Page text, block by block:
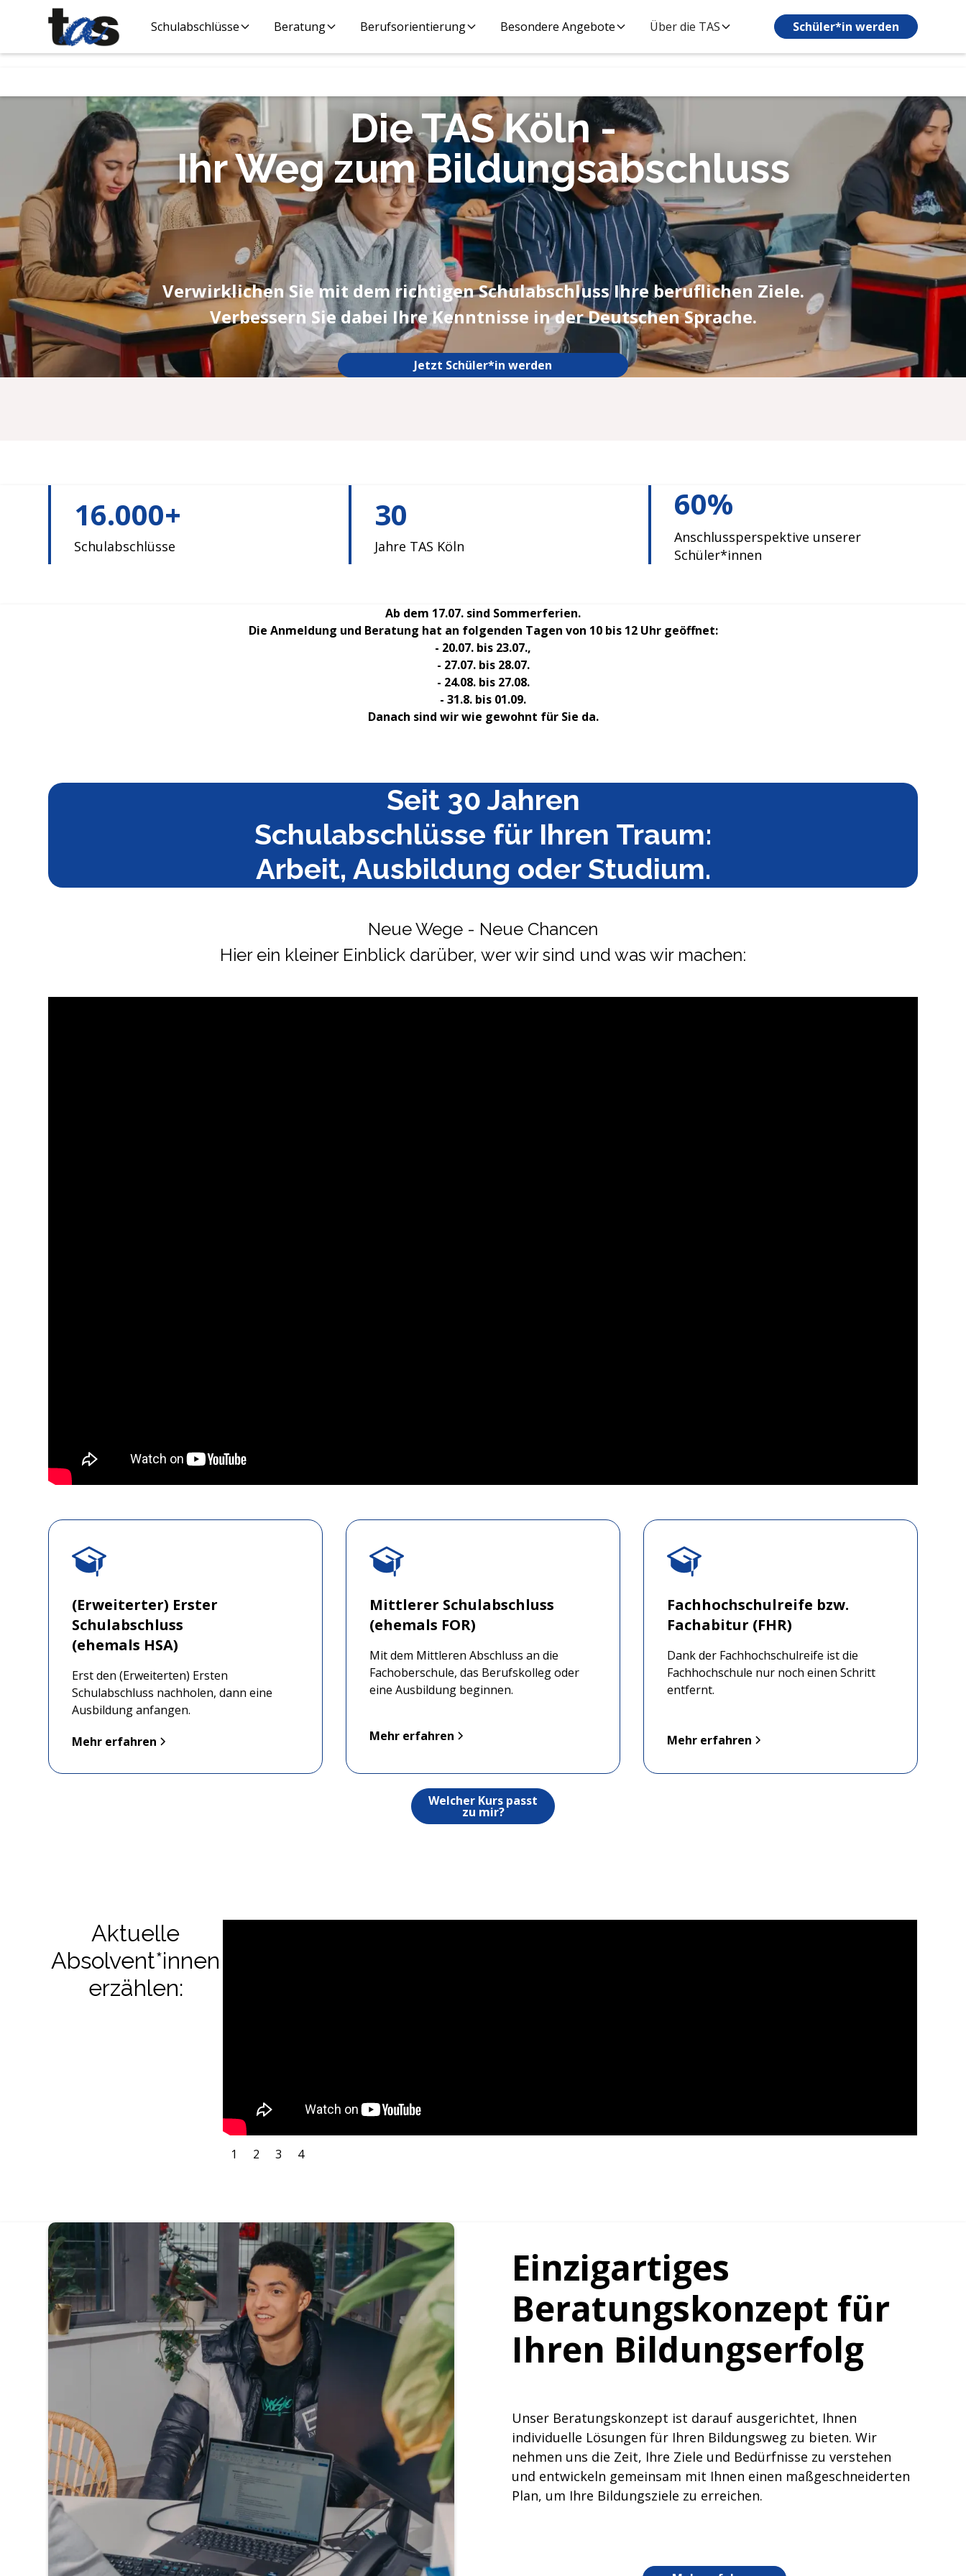
Schulabschlüsse Beratung Berufsorientierung Besondere Angebote Über die TAS Schüler*in werden
Die TAS Köln -
Ihr Weg zum Bildungsabschluss
Verwirklichen Sie mit dem richtigen Schulabschluss Ihre beruflichen Ziele.
Verbessern Sie dabei Ihre Kenntnisse in der Deutschen Sprache.
Jetzt Schüler*in werden
16.000+
Schulabschlüsse
30
Jahre TAS Köln
60%
Anschlussperspektive unserer
Schüler*innen
Ab dem 17.07. sind Sommerferien.
Die Anmeldung und Beratung hat an folgenden Tagen von 10 bis 12 Uhr geöffnet:
- 20.07. bis 23.07.,
- 27.07. bis 28.07.
- 24.08. bis 27.08.
- 31.8. bis 01.09.
Danach sind wir wie gewohnt für Sie da.
Seit 30 Jahren
Schulabschlüsse für Ihren Traum:
Arbeit, Ausbildung oder Studium.
Neue Wege - Neue Chancen
Hier ein kleiner Einblick darüber, wer wir sind und was wir machen:
(Erweiterter) Erster
Schulabschluss
(ehemals HSA)
Erst den (Erweiterten) Ersten
Schulabschluss nachholen, dann eine
Ausbildung anfangen.
Mehr erfahren
Mittlerer Schulabschluss
(ehemals FOR)
Mit dem Mittleren Abschluss an die
Fachoberschule, das Berufskolleg oder
eine Ausbildung beginnen.
Mehr erfahren
Fachhochschulreife bzw.
Fachabitur (FHR)
Dank der Fachhochschulreife ist die
Fachhochschule nur noch einen Schritt
entfernt.
Mehr erfahren
Welcher Kurs passt
zu mir?
Aktuelle
Absolvent*innen
erzählen:
1 2 3 4
Einzigartiges
Beratungskonzept für
Ihren Bildungserfolg
Unser Beratungskonzept ist darauf ausgerichtet, Ihnen
individuelle Lösungen für Ihren Bildungsweg zu bieten. Wir
nehmen uns die Zeit, Ihre Ziele und Bedürfnisse zu verstehen
und entwickeln gemeinsam mit Ihnen einen maßgeschneiderten
Plan, um Ihre Bildungsziele zu erreichen.